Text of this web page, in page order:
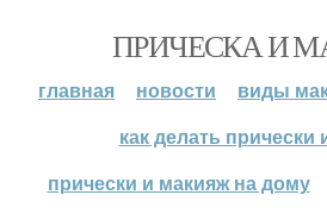
ПРИЧЕСКА И
главная новости
виды
как делать прически
прически и макияж на дому